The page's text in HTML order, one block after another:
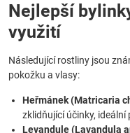
Nejlepší
využití
Následující rostliny jsou
pokožku a vlasy:
Heřmánek (Matricaria
zklidňující účinky, ideální
Levandule (Lavandula